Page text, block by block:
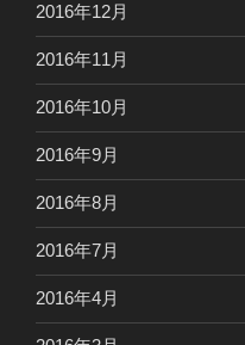
2016年12月
2016年11月
2016年10月
2016年9月
2016年8月
2016年7月
2016年4月